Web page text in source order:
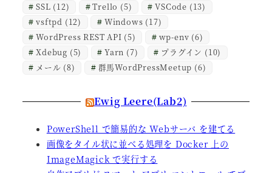
SSL (12) Trello (5) VSCode (13)
vsftpd (12) Windows (17)
WordPress REST API (5) wp-env (6)
Xdebug (5) Yarn (7) プラグイン (10)
メール (8) 群馬WordPressMeetup (6)
Ewig Leere(Lab2)
PowerShell で簡易的な Webサーバ を建てる
画像をタイル状に並べる処理を Docker 上の
ImageMagick で実行する